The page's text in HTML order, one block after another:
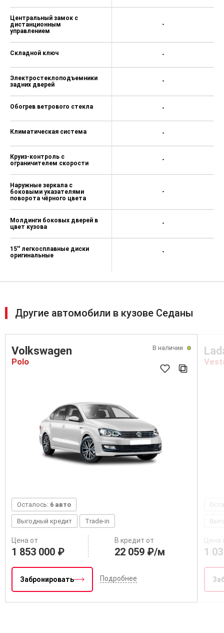
Центральный замок с
дистанционным
управлением
Складной ключ
Электростеклоподъемники
задних дверей
Обогрев ветрового стекла
Климатическая система
Круиз-контроль c
ограничителем скорости
Наружные зеркала с
боковыми указателями
поворота чёрного цвета
Молдинги боковых дверей в
цвет кузова
15'' легкосплавные диски
оригинальные
-
-
-
-
-
-
-
-
-
Другие автомобили в кузове Седаны
В наличии
Volkswagen
Polo
Осталось: 6 авто
Выгодный кредит Trade-in
Цена от
1 853 000 ₽
В кредит от
22 059 ₽/м
Забронировать Подробнее
Цена
1